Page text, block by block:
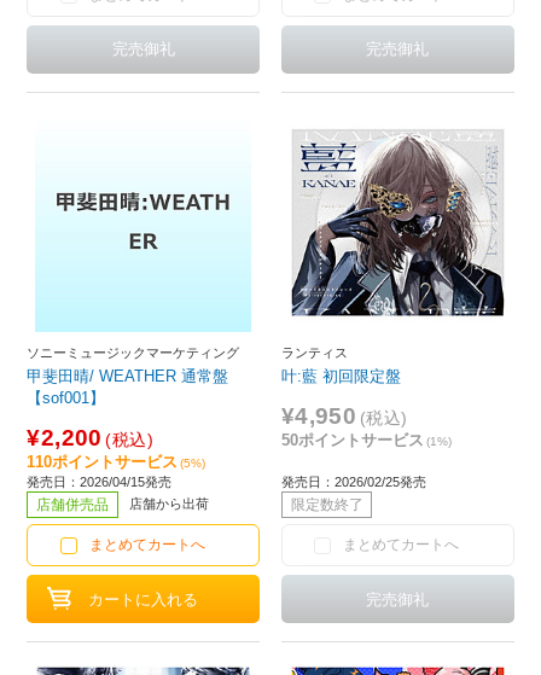
ソニーミュージックマーケティング
甲斐田晴/ WEATHER 通常盤
【sof001】
¥2,200 (税込)
110ポイントサービス (5%)
発売日：2026/04/15発売
店舗併売品 店舗から出荷
まとめてカートへ
ランティス
叶:藍 初回限定盤
¥4,950 (税込)
50ポイントサービス (1%)
発売日：2026/02/25発売
限定数終了
まとめてカートへ